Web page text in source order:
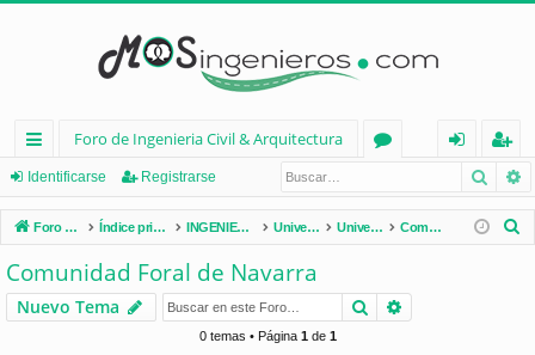
nl
ac
es
rá
pi
Foro de Ingenieria Civil & Arquitectura
os
nt
ifi
eg
ist
ra
Identificarse Registrarse
Foro de Ingenieria Civil & Arquitectura Índice principal INGENIERÍA CIVIL (España) Universidades de España Universidades por Comunidades Comunidad Foral de Navarra
Comunidad Foral de Navarra
Nuevo Tema Buscar
0 temas • Página 1de 1